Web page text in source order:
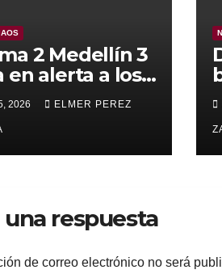
2 Medellín 3
en alerta a los
por su fútbol
2026 ELMER PEREZ
una respuesta
de correo electrónico no será